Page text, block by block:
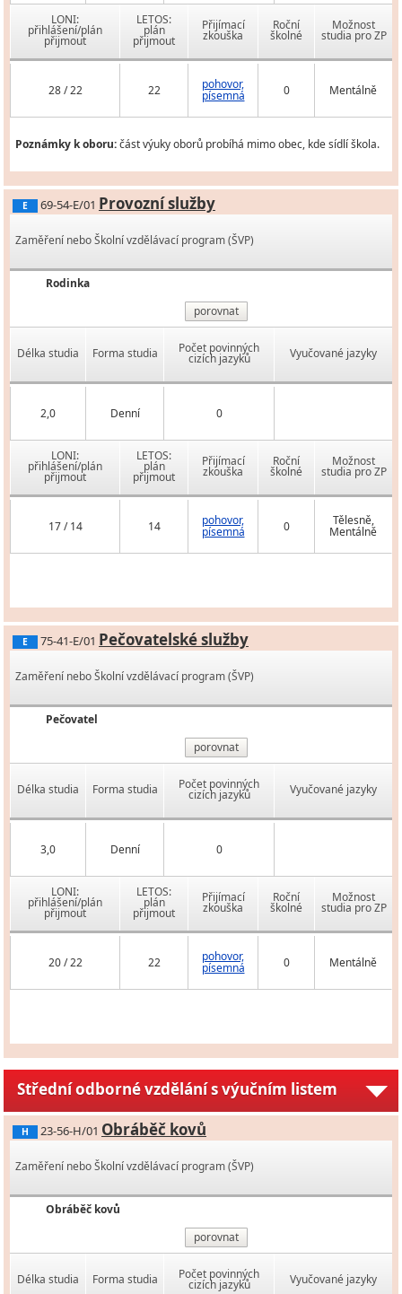
LONI:
přihlášení/plán
přijmout
LETOS:
plán
přijmout
Přijímací
zkouška
Roční
školné
Možnost
studia pro ZP
28 / 22 22 pohovor,
písemná 0 Mentálně
Poznámky k oboru:část výuky oborů probíhá mimo obec, kde sídlí škola.
E 69-54-E/01 Provozní služby
Zaměření nebo Školní vzdělávací program (ŠVP)
Rodinka
porovnat
Délka studia Forma studia Počet povinných
cizích jazyků Vyučované jazyky
2,0 Denní 0
LONI:
přihlášení/plán
přijmout
LETOS:
plán
přijmout
Přijímací
zkouška
Roční
školné
Možnost
studia pro ZP
17 / 14 14 pohovor,
písemná 0 Tělesně,
Mentálně
E 75-41-E/01 Pečovatelské služby
Zaměření nebo Školní vzdělávací program (ŠVP)
Pečovatel
porovnat
Délka studia Forma studia Počet povinných
cizích jazyků Vyučované jazyky
3,0 Denní 0
LONI:
přihlášení/plán
přijmout
LETOS:
plán
přijmout
Přijímací
zkouška
Roční
školné
Možnost
studia pro ZP
20 / 22 22 pohovor,
písemná 0 Mentálně
Střední odborné vzdělání s výučním listem
H 23-56-H/01 Obráběč kovů
Zaměření nebo Školní vzdělávací program (ŠVP)
Obráběč kovů
porovnat
Délka studia Forma studia Počet povinných
cizích jazyků Vyučované jazyky